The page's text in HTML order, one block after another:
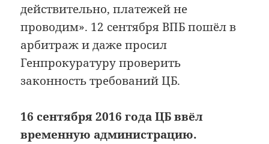
действительно, платежей не
проводим». 12 сентября ВПБ пошёл в
арбитраж и даже просил
Генпрокуратуру проверить
законность требований ЦБ.
16 сентября 2016 года ЦБ ввёл
временную администрацию.